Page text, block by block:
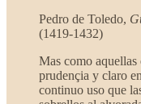
Pedro de Toledo,
(1419-1432)
Mas como aquellas
prudençia y claro
continuo uso que